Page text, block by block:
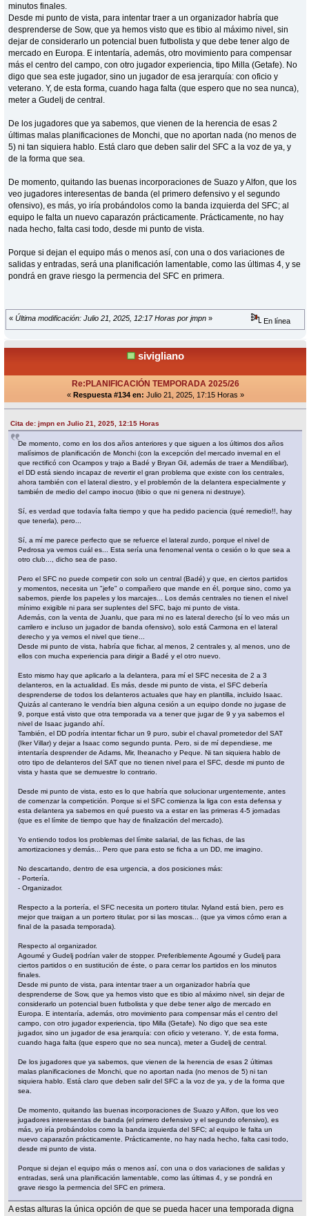
minutos finales.
Desde mi punto de vista, para intentar traer a un organizador habría que
desprenderse de Sow, que ya hemos visto que es tibio al máximo nivel, sin
dejar de considerarlo un potencial buen futbolista y que debe tener algo de
mercado en Europa. E intentaría, además, otro movimiento para compensar
más el centro del campo, con otro jugador experiencia, tipo Milla (Getafe). No
digo que sea este jugador, sino un jugador de esa jerarquía: con oficio y
veterano. Y, de esta forma, cuando haga falta (que espero que no sea nunca),
meter a Gudelj de central.
De los jugadores que ya sabemos, que vienen de la herencia de esas 2
últimas malas planificaciones de Monchi, que no aportan nada (no menos de
5) ni tan siquiera hablo. Está claro que deben salir del SFC a la voz de ya, y
de la forma que sea.
De momento, quitando las buenas incorporaciones de Suazo y Alfon, que los
veo jugadores interesentas de banda (el primero defensivo y el segundo
ofensivo), es más, yo iría probándolos como la banda izquierda del SFC; al
equipo le falta un nuevo caparazón prácticamente. Prácticamente, no hay
nada hecho, falta casi todo, desde mi punto de vista.
Porque si dejan el equipo más o menos así, con una o dos variaciones de
salidas y entradas, será una planificación lamentable, como las últimas 4, y se
pondrá en grave riesgo la permencia del SFC en primera.
« Última modificación: Julio 21, 2025, 12:17 Horas por jmpn » En línea
sivigliano
Re:PLANIFICACIÓN TEMPORADA 2025/26
« Respuesta #134 en: Julio 21, 2025, 17:15 Horas »
Cita de: jmpn en Julio 21, 2025, 12:15 Horas
De momento, como en los dos años anteriores y que siguen a los últimos dos años
malísimos de planificación de Monchi (con la excepción del mercado invernal en el
que rectificó con Ocampos y trajo a Badé y Bryan Gil, además de traer a Mendilíbar),
el DD está siendo incapaz de revertir el gran problema que existe con los centrales,
ahora también con el lateral diestro, y el problemón de la delantera especialmente y
también de medio del campo inocuo (tibio o que ni genera ni destruye).
Sí, es verdad que todavía falta tiempo y que ha pedido paciencia (qué remedio!!, hay
que tenerla), pero...
Sí, a mí me parece perfecto que se refuerce el lateral zurdo, porque el nivel de
Pedrosa ya vemos cuál es... Esta sería una fenomenal venta o cesión o lo que sea a
otro club..., dicho sea de paso.
Pero el SFC no puede competir con solo un central (Badé) y que, en ciertos partidos
y momentos, necesita un "jefe" o compañero que mande en él, porque sino, como ya
sabemos, pierde los papeles y los marcajes... Los demás centrales no tienen el nivel
mínimo exigible ni para ser suplentes del SFC, bajo mi punto de vista.
Además, con la venta de Juanlu, que para mi no es lateral derecho (sí lo veo más un
carrilero e incluso un jugador de banda ofensivo), solo está Carmona en el lateral
derecho y ya vemos el nivel que tiene...
Desde mi punto de vista, habría que fichar, al menos, 2 centrales y, al menos, uno de
ellos con mucha experiencia para dirigir a Badé y el otro nuevo.
Esto mismo hay que aplicarlo a la delantera, para mí el SFC necesita de 2 a 3
delanteros, en la actualidad. Es más, desde mi punto de vista, el SFC debería
desprenderse de todos los delanteros actuales que hay en plantilla, incluido Isaac.
Quizás al canterano le vendría bien alguna cesión a un equipo donde no jugase de
9, porque está visto que otra temporada va a tener que jugar de 9 y ya sabemos el
nivel de Isaac jugando ahí.
También, el DD podría intentar fichar un 9 puro, subir el chaval prometedor del SAT
(Iker Villar) y dejar a Isaac como segundo punta. Pero, si de mí dependiese, me
intentaría desprender de Adams, Mir, Iheanacho y Peque. Ni tan siquiera hablo de
otro tipo de delanteros del SAT que no tienen nivel para el SFC, desde mi punto de
vista y hasta que se demuestre lo contrario.
Desde mi punto de vista, esto es lo que habría que solucionar urgentemente, antes
de comenzar la competición. Porque si el SFC comienza la liga con esta defensa y
esta delantera ya sabemos en qué puesto va a estar en las primeras 4-5 jornadas
(que es el límite de tiempo que hay de finalización del mercado).
Yo entiendo todos los problemas del límite salarial, de las fichas, de las
amortizaciones y demás... Pero que para esto se ficha a un DD, me imagino.
No descartando, dentro de esa urgencia, a dos posiciones más:
- Portería.
- Organizador.
Respecto a la portería, el SFC necesita un portero titular. Nyland está bien, pero es
mejor que traigan a un portero titular, por si las moscas... (que ya vimos cómo eran a
final de la pasada temporada).
Respecto al organizador.
Agoumé y Gudelj podrían valer de stopper. Preferiblemente Agoumé y Gudelj para
ciertos partidos o en sustitución de éste, o para cerrar los partidos en los minutos
finales.
Desde mi punto de vista, para intentar traer a un organizador habría que
desprenderse de Sow, que ya hemos visto que es tibio al máximo nivel, sin dejar de
considerarlo un potencial buen futbolista y que debe tener algo de mercado en
Europa. E intentaría, además, otro movimiento para compensar más el centro del
campo, con otro jugador experiencia, tipo Milla (Getafe). No digo que sea este
jugador, sino un jugador de esa jerarquía: con oficio y veterano. Y, de esta forma,
cuando haga falta (que espero que no sea nunca), meter a Gudelj de central.
De los jugadores que ya sabemos, que vienen de la herencia de esas 2 últimas
malas planificaciones de Monchi, que no aportan nada (no menos de 5) ni tan
siquiera hablo. Está claro que deben salir del SFC a la voz de ya, y de la forma que
sea.
De momento, quitando las buenas incorporaciones de Suazo y Alfon, que los veo
jugadores interesentas de banda (el primero defensivo y el segundo ofensivo), es
más, yo iría probándolos como la banda izquierda del SFC; al equipo le falta un
nuevo caparazón prácticamente. Prácticamente, no hay nada hecho, falta casi todo,
desde mi punto de vista.
Porque si dejan el equipo más o menos así, con una o dos variaciones de salidas y
entradas, será una planificación lamentable, como las últimas 4, y se pondrá en
grave riesgo la permencia del SFC en primera.
A estas alturas la única opción de que se pueda hacer una temporada digna